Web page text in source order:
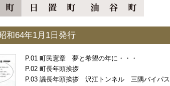
和64年1月1日発行
町民憲章 夢と希望の年に・・・
町長年頭挨拶
議長年頭挨拶 沢江トンネル 三隅バイパス